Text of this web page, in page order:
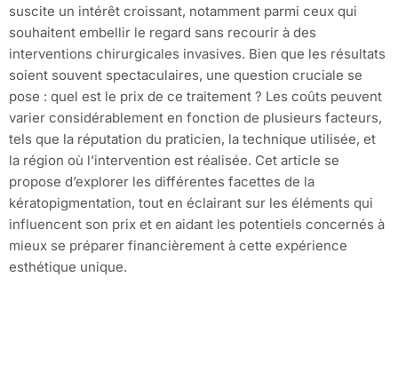
suscite un intérêt croissant, notamment parmi ceux qui
souhaitent embellir le regard sans recourir à des
interventions chirurgicales invasives. Bien que les résultats
soient souvent spectaculaires, une question cruciale se
pose : quel est le prix de ce traitement ? Les coûts peuvent
varier considérablement en fonction de plusieurs facteurs,
tels que la réputation du praticien, la technique utilisée, et
la région où l’intervention est réalisée. Cet article se
propose d’explorer les différentes facettes de la
kératopigmentation, tout en éclairant sur les éléments qui
influencent son prix et en aidant les potentiels concernés à
mieux se préparer financièrement à cette expérience
esthétique unique.